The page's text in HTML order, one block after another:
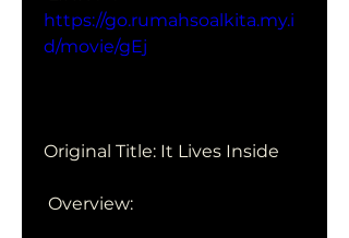
https://go.rumahsoalkita.my.i
d/movie/gEj
Original Title: It Lives Inside
Overview: